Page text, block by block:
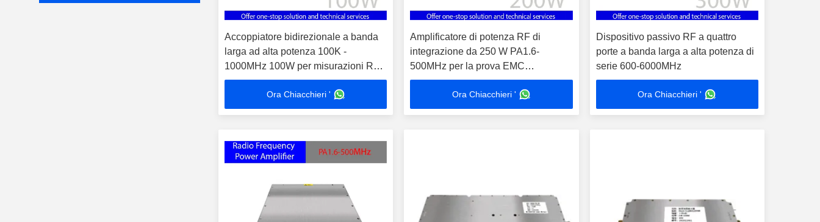
Accoppiatore bidirezionale a banda
larga ad alta potenza 100K -
1000MHz 100W per misurazioni RF /
microonde
Ora Chiacchieri '
Amplificatore di potenza RF di
integrazione da 250 W PA1.6-
500MHz per la prova EMC
Amplificazione del segnale Porta di
ingresso onde stazionarie ≤2.0
Ora Chiacchieri '
Dispositivo passivo RF a quattro
porte a banda larga a alta potenza di
serie 600-6000MHz
Ora Chiacchieri '